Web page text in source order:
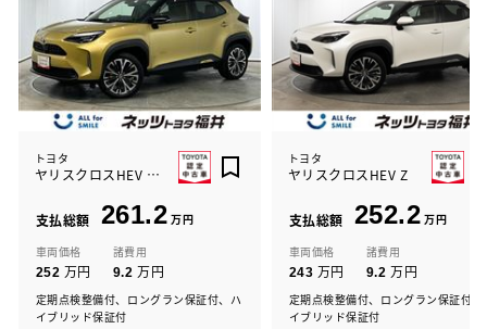
トヨタ
ヤリスクロスHEV Z 4WD
支払総額 261.2 万円
車両価格
252 万円
諸費用
9.2 万円
定期点検整備付、ロングラン保証付、ハ
イブリッド保証付
トヨタ
ヤリスクロスHEV Z
支払総額 252.2 万円
車両価格
243 万円
諸費用
9.2 万円
定期点検整備付、ロングラン保証付、
イブリッド保証付